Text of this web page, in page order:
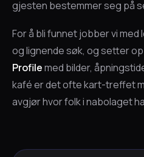
gjesten bestemmer seg på
For å bli funnet jobber vi med
og lignende søk, og setter
Profilemed bilder,
kafé er det ofte kart-treffet
avgjør hvor folk i nabolaget